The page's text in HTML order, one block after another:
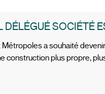
SOCIÉTÉ
Métropoles a souhaité
plus propre,